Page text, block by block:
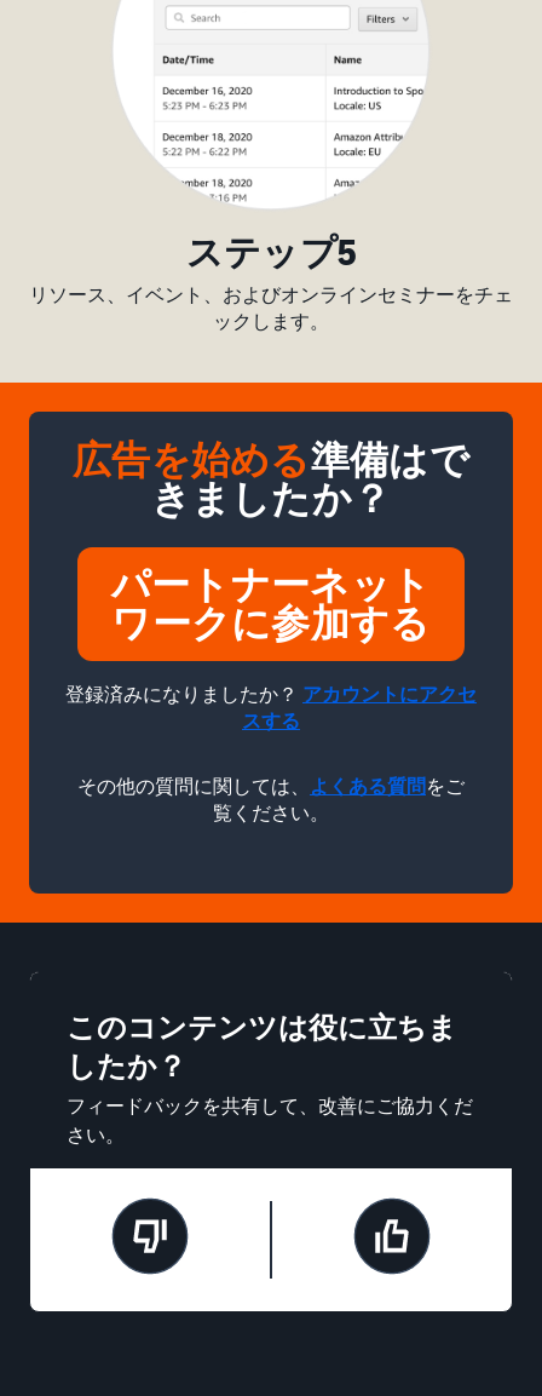
ステップ5
リソース、イベント、およびオンラインセミナーをチェ
ックします。
広告を始める準備はで
きましたか？
パートナーネット
ワークに参加する
登録済みになりましたか？ アカウントにアクセ
スする
その他の質問に関しては、 よくある質問 をご
覧ください。
このコンテンツは役に立ちま
したか？
フィードバックを共有して、改善にご協力くだ
さい。